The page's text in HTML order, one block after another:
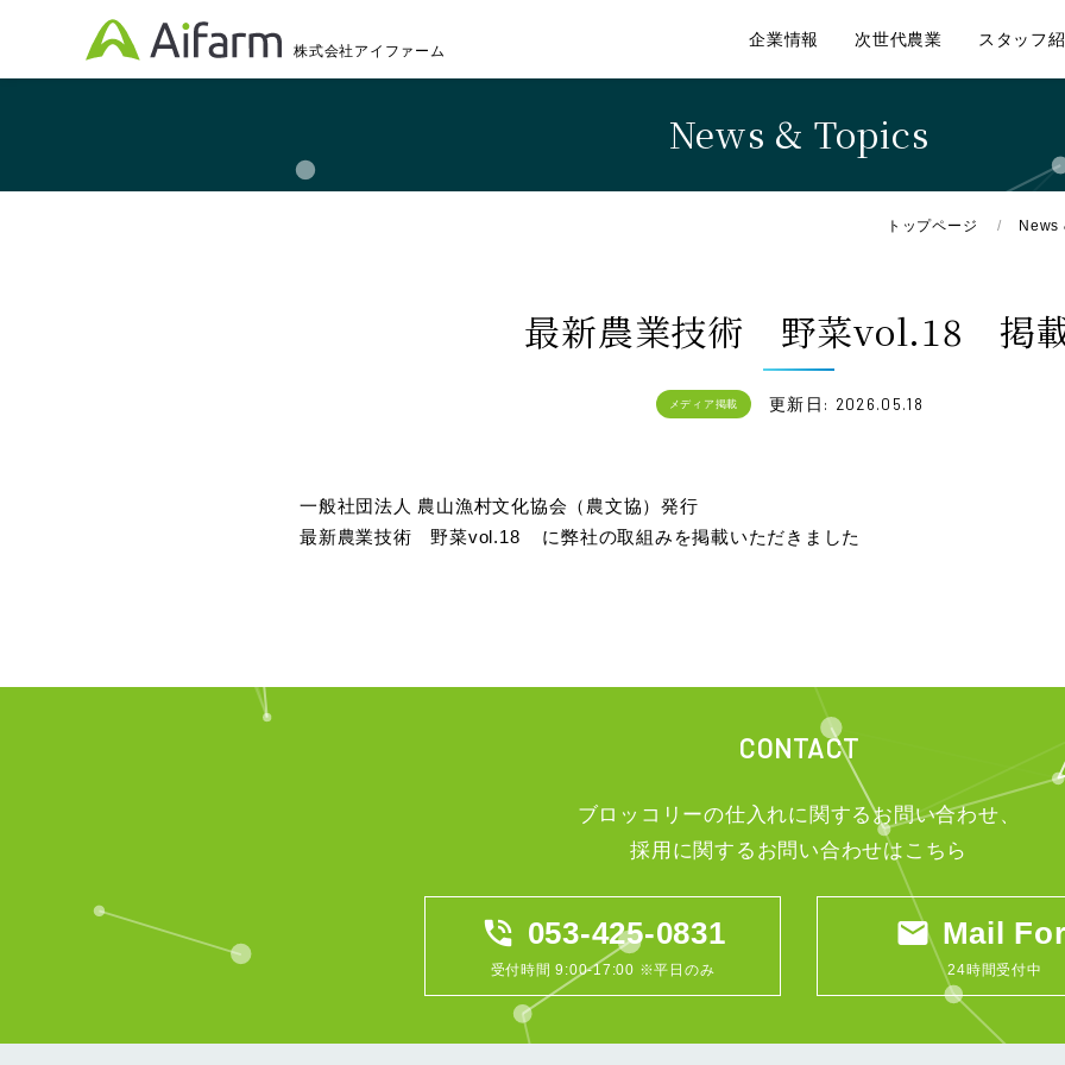
株式会社アイファーム
企業情報 次世代農業 スタッフ
News & Topics
トップページ News
最新農業技術 野菜vol.18 掲
メディア掲載 更新日: 2026.05.18
一般社団法人 農山漁村文化協会（農文協）発行
最新農業技術 野菜vol.18 に弊社の取組みを掲載いただきました
CONTACT
ブロッコリーの仕入れに関するお問い合わせ、
採用に関するお問い合わせはこちら
phone_in_talk 053-425-0831
受付時間 9:00-17:00 ※平日のみ
email Mail
24時間受付中